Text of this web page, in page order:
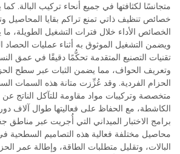
متجانسًا لكثافتها في جميع أنحاء تركيب البالة.
خصائص تنظيف ذاتي تمنع تراكم بقايا المحاصيل
الخصائص الأداء خلال فترات التشغيل الطويلة، ما
ويضمن التشغيل الموثوق به أثناء عمليات الحصاد
تقنيات التصنيع المتقدمة تحكُّمًا دقيقًا في عمق
وتعريف الحواف، مما يضمن الثبات عبر سطح
الحزام الفردية. وقد عُزِّزت متانة هذه السمات
متخصصة وتركيبات مواد مقاومة للتآكل الناتج
الكاشطة، مع الحفاظ على فعاليتها طوال آلاف
برامج الاختبار الميداني التي أُجريت عبر مناطق
محاصيل مختلفة فعالية هذه التصاميم السطحية
البالات، وتقليل متطلبات الطاقة، وإطالة عمر